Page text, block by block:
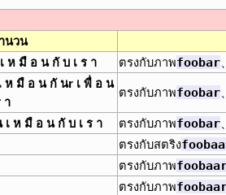
นวน
ห มื อ น กั บ เ ร า
ตรงกับภาพfoobar
ห มื อ น กั นr เ พื่ อ น
า
ตรงกับภาพfoobar
ห มื อ น กั บ เ ร า ตรงกับภาพfoobar
ตรงกับสตริง
ตรงกับภาพ
ตรงกับภาพ